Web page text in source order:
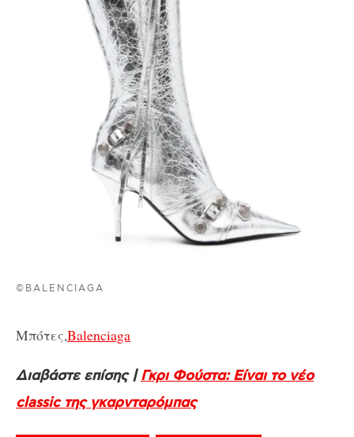
©BALENCIAGA
Μπότες,Balenciaga
Διαβάστε επίσης |Γκρι Φούστα: Είναι το νέο
classic της γκαρνταρόμπας